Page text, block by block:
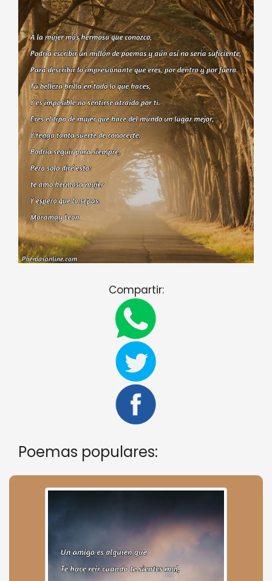
Compartir:
Poemas populares: